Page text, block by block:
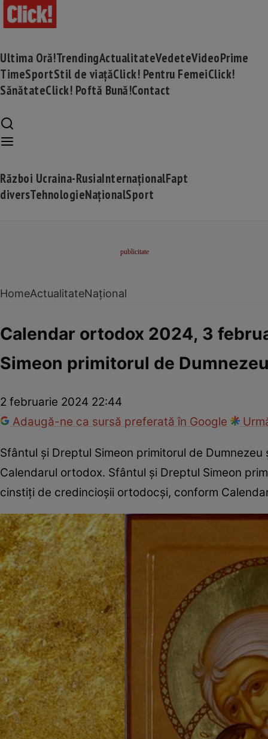
Ultima Oră!TrendingActualitateVedeteVideoPrime
TimeSportStil de viațăClick! Pentru FemeiClick!
SănătateClick! Poftă Bună!Contact
Război Ucraina-RusiaInternaționalFapt
diversTehnologieNaționalSport
HomeActualitateNațional
Calendar ortodox 2024, 3
Simeon primitorul de
2 februarie 2024 22:44
Adaugă-ne ca sursă preferată în Google
Sfântul și Dreptul Simeon primitorul de
Calendarul ortodox. Sfântul și Dreptul Simeon
cinstiți de credincioșii ortodocși, conform